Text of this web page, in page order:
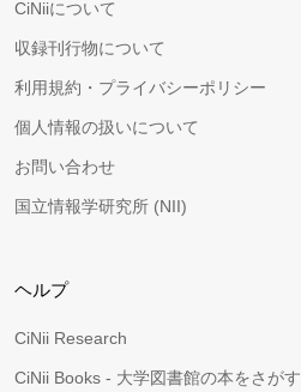
CiNiiについて
収録刊行物について
利用規約・プライバシーポリシー
個人情報の扱いについて
お問い合わせ
国立情報学研究所 (NII)
ヘルプ
CiNii Research
CiNii Books - 大学図書館の本をさがす